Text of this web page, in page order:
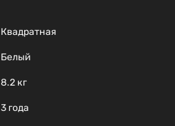
Квадратная
Белый
8.2 кг
3 года